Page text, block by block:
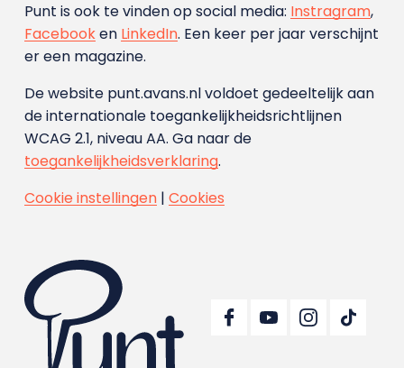
Punt is ook te vinden op social media: Instragram,
Facebooken LinkedIn. Een keer per jaar verschijnt
er een magazine.
De website punt.avans.nl voldoet gedeeltelijk aan
de internationale toegankelijkheidsrichtlijnen
WCAG 2.1, niveau AA. Ga naar de
toegankelijkheidsverklaring.
Cookie instellingen| Cookies